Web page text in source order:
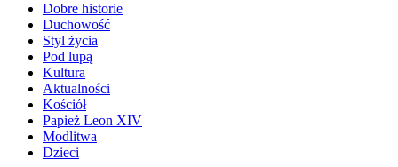
Dobre historie
Duchowość
Styl życia
Pod lupą
Kultura
Aktualności
Kościół
Papież Leon XIV
Modlitwa
Dzieci